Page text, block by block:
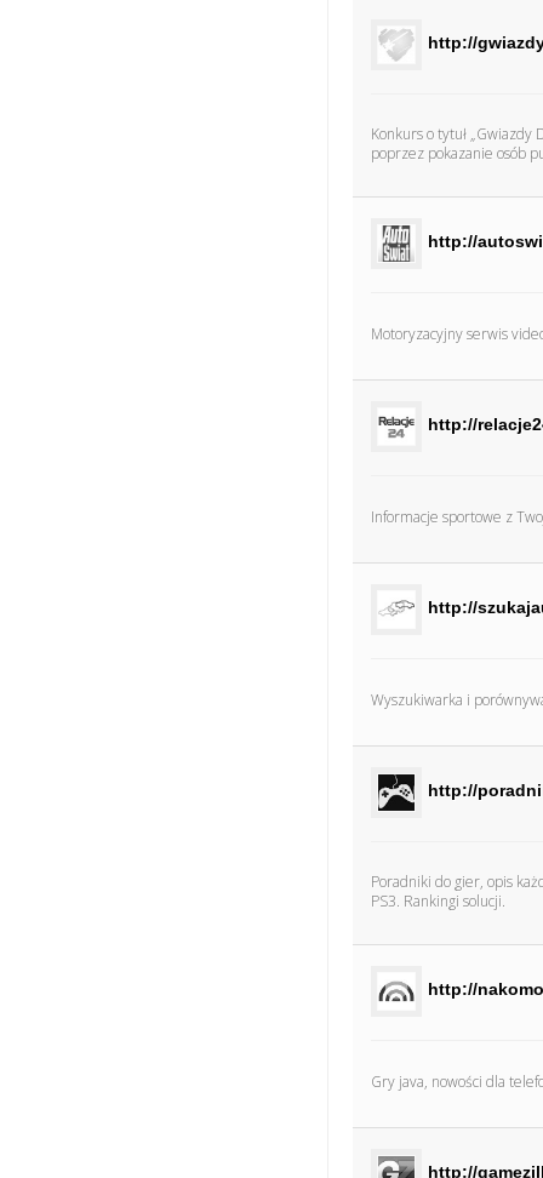
http://
Konkurs o tytuł „Gwiazdy
poprzez pokazanie osób
http://
Motoryzacyjny serwis
http://
Informacje sportowe z
http://
Wyszukiwarka i
http://
Poradniki do gier, opis
PS3. Rankingi solucji.
http://
Gry java, nowości dla
http://